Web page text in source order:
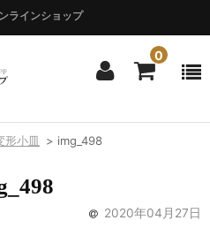
ラインショップ
0
形小皿 > img_498
2020年04月27日